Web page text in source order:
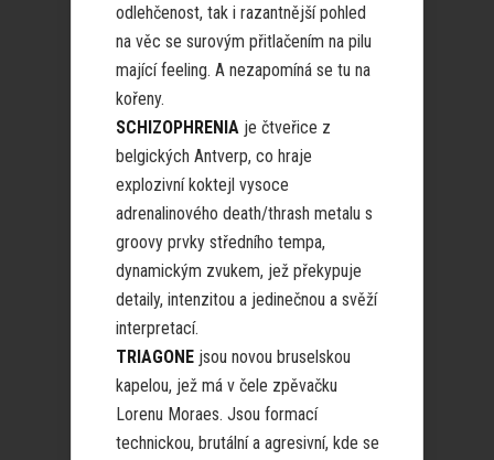
odlehčenost, tak i razantnější pohled
na věc se surovým přitlačením na pilu
mající feeling. A nezapomíná se tu na
kořeny.
SCHIZOPHRENIA je čtveřice z
belgických Antverp, co hraje
explozivní koktejl vysoce
adrenalinového death/thrash metalu s
groovy prvky středního tempa,
dynamickým zvukem, jež překypuje
detaily, intenzitou a jedinečnou a svěží
interpretací.
TRIAGONE jsou novou bruselskou
kapelou, jež má v čele zpěvačku
Lorenu Moraes. Jsou formací
technickou, brutální a agresivní, kde se